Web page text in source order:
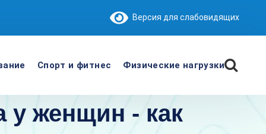
Версия для слабовидящих
Спорт и фитнес Физические нагрузки
у женщин - как